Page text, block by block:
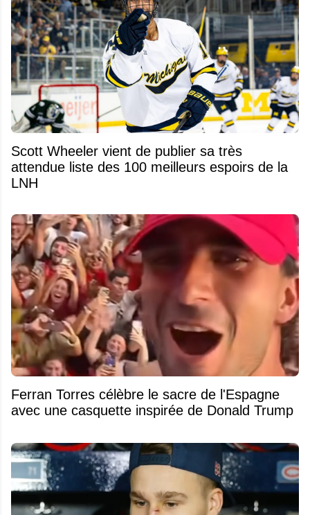
Scott Wheeler vient de publier sa très
attendue liste des 100 meilleurs espoirs de la
LNH
Ferran Torres célèbre le sacre de l'Espagne
avec une casquette inspirée de Donald Trump